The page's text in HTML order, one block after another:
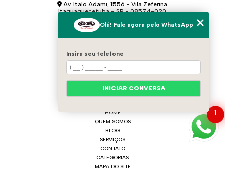
Av. Italo Adami, 1556 - Vila Zeferina
Itaquaquecetuba - SP - 08574-020
GR PRÉ MOLDADOS
(11) 4642-0021
(11) 97124-6115
grpremoldados@hotmail.com
HOME
QUEM SOMOS
BLOG
SERVIÇOS
CONTATO
CATEGORIAS
MAPA DO SITE
1
Olá! Fale agora pelo WhatsApp
Insira seu telefone
INICIAR CONVERSA